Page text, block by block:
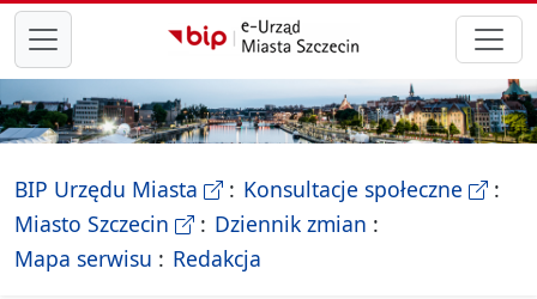
przejdź do głównego menu
BIP Urzędu Miasta - Biletyn Informacji Publicznej
Konsultacje społeczne-
Miasto Szczecin - Oficjalna strona Miasta Szczecin
Dziennik zmian
Mapa serwisu - drzewko rozdziałów
Redakcja